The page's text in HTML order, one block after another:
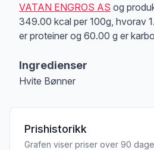
VATAN ENGROS AS og
349.00 kcal per 100g, hvorav
er proteiner og 60.00 g er
Ingredienser
Hvite Bønner
Prishistorikk
Grafen viser priser over 90